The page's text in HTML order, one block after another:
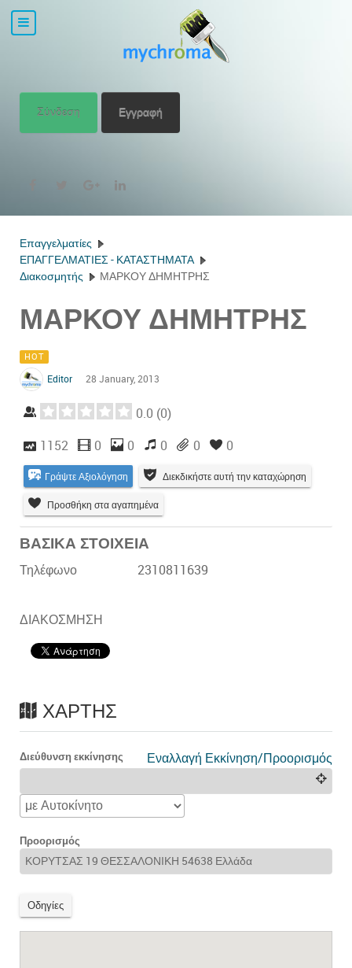
Σύνδεση Εγγραφή
Επαγγελματίες
ΕΠΑΓΓΕΛΜΑΤΙΕΣ - ΚΑΤΑΣΤΗΜΑΤΑ
Διακοσμητής
ΜΑΡΚΟΥ ΔΗΜΗΤΡΗΣ
ΜΑΡΚΟΥ ΔΗΜΗΤΡΗΣ
HOT
Editor 28 January, 2013
0.0 (0)
1152 0 0 0 0 0
Γράψτε Αξιολόγηση Διεκδικήστε αυτή την καταχώρηση
Προσθήκη στα αγαπημένα
ΒΑΣΙΚΑ ΣΤΟΙΧΕΙΑ
Τηλέφωνο 2310811639
ΔΙΑΚΟΣΜΗΣΗ
ΧΆΡΤΗΣ
Εναλλαγή Εκκίνηση/Προορισμός
Διεύθυνση εκκίνησης
Προορισμός
Οδηγίες